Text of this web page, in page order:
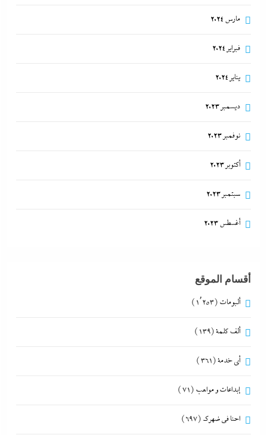
مارس 2024
فبراير 2024
يناير 2024
ديسمبر 2023
نوفمبر 2023
أكتوبر 2023
سبتمبر 2023
أغسطس 2023
أقسام الموقع
ألبومات (1٬253)
ألف كلمة(139)
أي خدمة(361)
إبداعات و مواهب (71)
احنا في ضهرك (697)